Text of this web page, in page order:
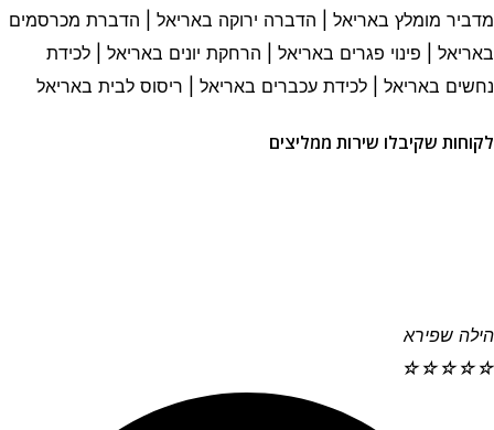
מדביר מומלץ באריאל | הדברה ירוקה באריאל | הדברת מכרסמים
באריאל | פינוי פגרים באריאל | הרחקת יונים באריאל | לכידת
נחשים באריאל | לכידת עכברים באריאל | ריסוס לבית באריאל
לקוחות שקיבלו שירות ממליצים
הילה שפירא
☆
☆
☆
☆
☆